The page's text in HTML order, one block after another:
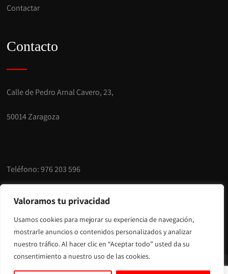
Valoramos tu privacidad
Usamos cookies para mejorar su experiencia de navegación,
mostrarle anuncios o contenidos personalizados y analizar
nuestro tráfico. Al hacer clic en “Aceptar todo” usted da su
consentimiento a nuestro uso de las cookies.
Contactar
Contacto
Calle de Pedro Arnal Cavero, 23,
50014 Zaragoza
Teléfono:976 203 596
© Copyright 2025 Pinturas Soler |Aviso legal y Privacidad|